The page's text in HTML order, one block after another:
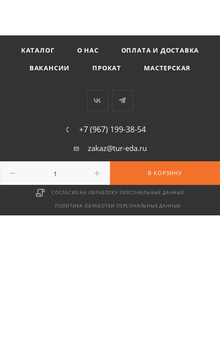
В КОРЗИНУ
КАТАЛОГ О НАС
ОПЛАТА И ДОСТАВКА
ВАКАНСИИ
ПРОКАТ МАСТЕРСКАЯ
+7 (967) 199-38-54
zakaz@tur-eda.ru
г. Москва, ул. Сайкина, д. 17
СОГЛАСИЕ НА ОБРАБОТКУ ПЕРСОНАЛЬНЫХ ДАННЫХ
ПОЛИТИКА ОБРАБОТКИ ПЕРСОНАЛЬНЫХ ДАННЫХ